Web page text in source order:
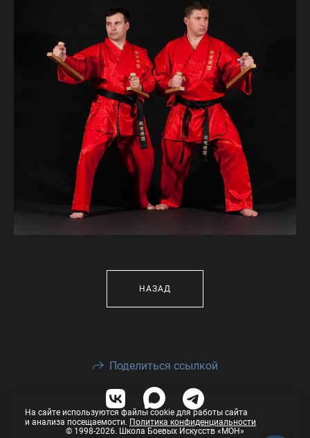
НАЗАД
Поделиться ссылкой
© 1998-2026. Школа Боевых Искусств «МОН»
На сайте используются файлы cookie для работы сайта
и анализа посещаемости. Политика конфиденциальности